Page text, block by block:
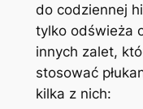
do codziennej
tylko odświeża
innych zalet,
stosować
kilka z nich: